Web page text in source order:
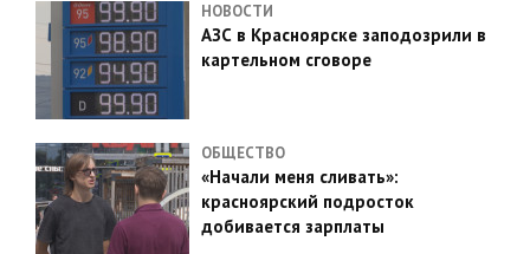
НОВОСТИ
АЗС в Красноярске заподозрили в
картельном сговоре
ОБЩЕСТВО
«Начали меня сливать»:
красноярский подросток
добивается зарплаты